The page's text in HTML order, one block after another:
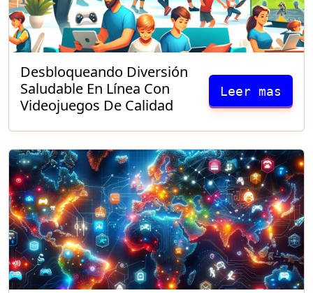
Desbloqueando Diversión
Saludable En Línea Con
Videojuegos De Calidad
Leer mas